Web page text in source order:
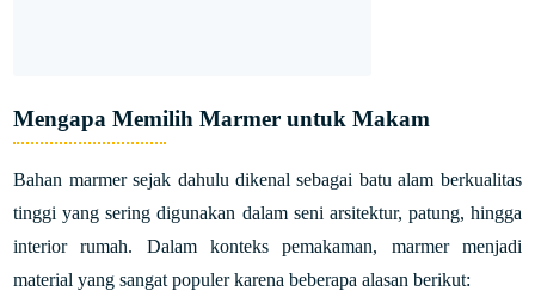
Mengapa Memilih Marmer untuk Makam
Bahan marmer sejak dahulu dikenal sebagai batu alam berkualitas
tinggi yang sering digunakan dalam seni arsitektur, patung, hingga
interior rumah. Dalam konteks pemakaman, marmer menjadi
material yang sangat populer karena beberapa alasan berikut: